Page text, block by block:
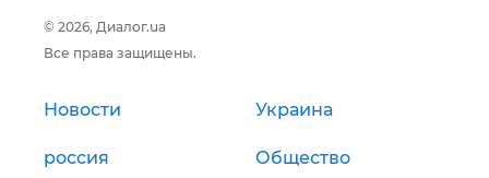
© 2026, Диалог.ua
Все права защищены.
Новости Украина
россия Общество